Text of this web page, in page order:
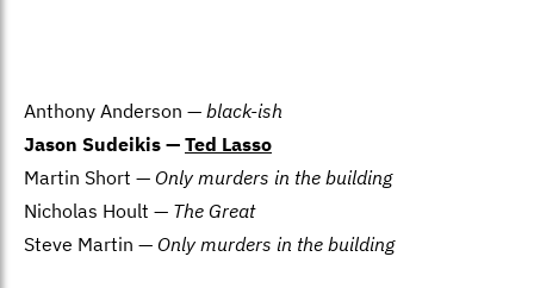
Anthony Anderson — black-ish
Jason Sudeikis — Ted Lasso
Martin Short — Only murders in the building
Nicholas Hoult — The Great
Steve Martin — Only murders in the building